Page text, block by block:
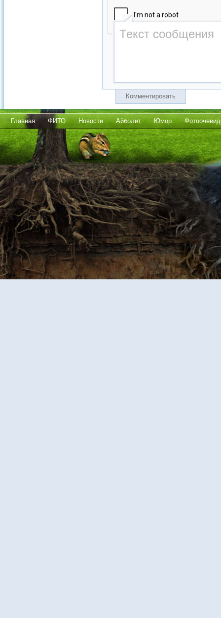
Комментировать
Главная ФИТО Новости Айболит Юмор